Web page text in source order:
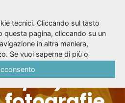
quello
67) -
tecnici. Cliccando sul tasto
questa pagina, cliccando su un
in altra maniera,
Se vuoi saperne di più o